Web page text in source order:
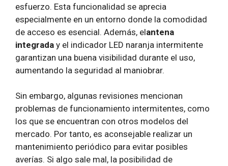
esfuerzo. Esta funcionalidad se aprecia
especialmente en un entorno donde la comodidad
de acceso es esencial. Además, elantena
integrada y el indicador LED naranja intermitente
garantizan una buena visibilidad durante el uso,
aumentando la seguridad al maniobrar.
Sin embargo, algunas revisiones mencionan
problemas de funcionamiento intermitentes, como
los que se encuentran con otros modelos del
mercado. Por tanto, es aconsejable realizar un
mantenimiento periódico para evitar posibles
averías. Si algo sale mal, la posibilidad de